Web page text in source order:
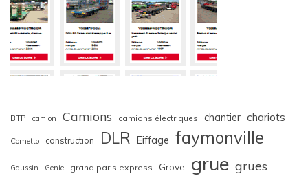
BTP camion Camions camions électriques chantier chariots
Cometto construction DLR Eiffage faymonville
Gaussin Genie grand paris express Grove grue grues